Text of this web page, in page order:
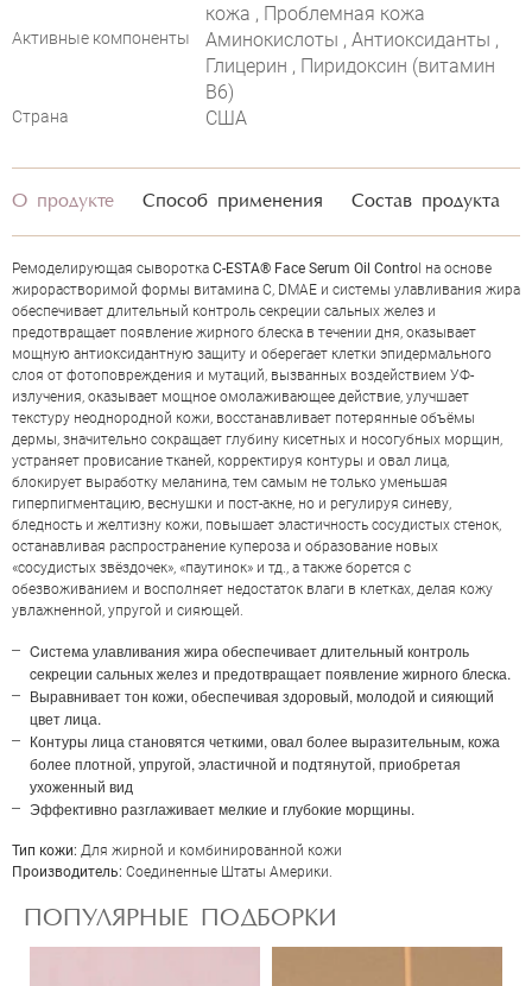
JAN MARINI C-ESTA FACE SERUM OIL
CONTROL
кожа , Проблемная кожа
Активные компоненты
Аминокислоты , Антиоксиданты ,
Глицерин , Пиридоксин (витамин
B6)
Страна США
ОЦЕНКА
Отправить
О продукте Способ применения Состав продукта
Ремоделирующая сыворотка C-ESTA® Face Serum Oil Contro l на основе
жирорастворимой формы витамина С, DMAE и системы улавливания жира
обеспечивает длительный контроль cекреции сальных желез и
предотвращает появление жирного блеска в течении дня, оказывает
мощную антиоксидантную защиту и оберегает клетки эпидермального
слоя от фотоповреждения и мутаций, вызванных воздействием УФ-
излучения, оказывает мощное омолаживающее действие, улучшает
текстуру неоднородной кожи, восстанавливает потерянные объёмы
дермы, значительно сокращает глубину кисетных и носогубных морщин,
устраняет провисание тканей, корректируя контуры и овал лица,
блокирует выработку меланина, тем самым не только уменьшая
гиперпигментацию, веснушки и пост-акне, но и регулируя синеву,
бледность и желтизну кожи, повышает эластичность сосудистых стенок,
останавливая распространение купероза и образование новых
«сосудистых звёздочек», «паутинок» и тд., а также борется с
обезвоживанием и восполняет недостаток влаги в клетках, делая кожу
увлажненной, упругой и сияющей.
Cистема улавливания жира обеспечивает длительный контроль
cекреции сальных желез и предотвращает появление жирного блеска.
Выравнивает тон кожи, обеспечивая здоровый, молодой и сияющий
цвет лица.
Контуры лица становятся четкими, овал более выразительным, кожа
более плотной, упругой, эластичной и подтянутой, приобретая
ухоженный вид
Эффективно разглаживает мелкие и глубокие морщины.
Тип кожи: Для жирной и комбинированной кожи
Производитель: Соединенные Штаты Америки.
ПОПУЛЯРНЫЕ ПОДБОРКИ